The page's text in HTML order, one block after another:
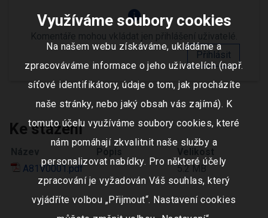
info
Komentáře mohou vkládat jen přihlášení uživatelé.
Přihlásit
Ke stažení
Název Popis
Velikost
A81V0001.pdf
5.2 MB
Využíváme soubory cookies
Na našem webu získáváme, ukládáme a
zpracováváme informace o jeho uživatelích (např.
síťové identifikátory, údaje o tom, jak procházíte
naše stránky, nebo jaký obsah vás zajímá). K
tomuto účelu využíváme soubory cookies, které
nám pomáhají zkvalitnit naše služby a
personalizovat nabídky. Pro některé účely
zpracování je vyžadován Váš souhlas, který
vyjádříte volbou „Přijmout“. Nastavení cookies